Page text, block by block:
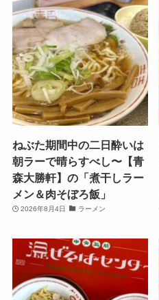
ねぶた期間中の二日酔いは
朝ラーで晴らすべし〜【青
森大勝軒】の「煮干しラー
メン＆肉そぼろ飯」
2026年8月4日 ラーメン